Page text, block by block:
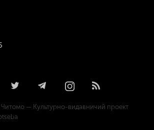
— Культурно-видавничий проект